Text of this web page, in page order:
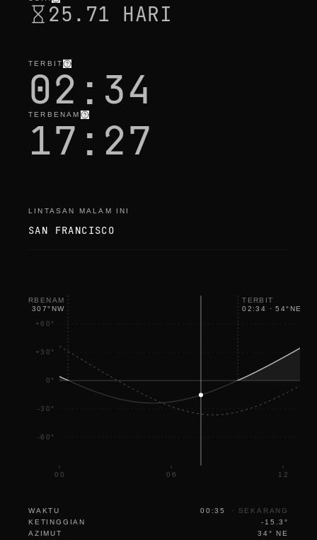
25.71 HARI
TERBIT
02:34
TERBENAM
17:27
LINTASAN MALAM INI
SAN FRANCISCO
+60°
+30°
0°
-30°
-60°
00 06 12
TERBIT
02:34
· 54°NE
TERBENAM
307 °NW
WAKTU 00:35 ·
SEKARANG
KETINGGIAN
-15.3°
AZIMUT
34° NE